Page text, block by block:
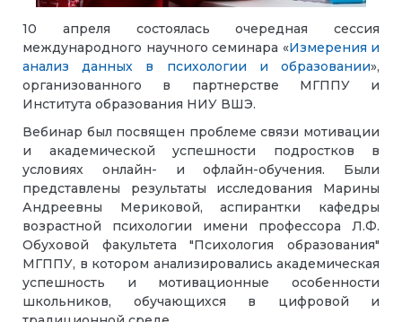
10 апреля состоялась очередная сессия
международного научного семинара «Измерения и
анализ данных в психологии и образовании»,
организованного в партнерстве МГППУ и
Института образования НИУ ВШЭ.
Вебинар был посвящен проблеме связи мотивации
и академической успешности подростков в
условиях онлайн- и офлайн-обучения. Были
представлены результаты исследования Марины
Андреевны Мериковой, аспирантки кафедры
возрастной психологии имени профессора Л.Ф.
Обуховой факультета "Психология образования"
МГППУ, в котором анализировались академическая
успешность и мотивационные особенности
школьников, обучающихся в цифровой и